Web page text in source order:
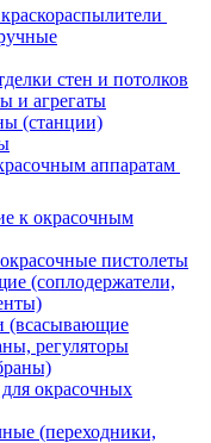
стен и потолков
и агрегаты
(станции)
аппаратам
к окрасочным
пистолеты
(соплодержатели,
(всасывающие
регуляторы
окрасочных
(переходники,